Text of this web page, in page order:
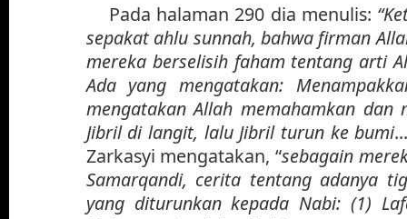
Pada halaman 290 dia menulis:
sepakat ahlu sunnah, bahwa firman
mereka berselisih faham tentang arti
Ada yang mengatakan:
mengatakan Allah memahamkan dan
Jibril di langit, lalu Jibril turun ke bumi..
Zarkasyi mengatakan, “sebagain
Samarqandi, cerita tentang adanya
yang diturunkan kepada Nabi: (1)